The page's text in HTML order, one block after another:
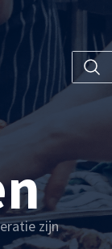
zijn